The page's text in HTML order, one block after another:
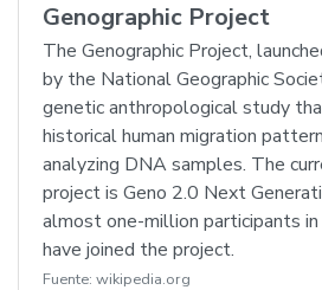
Genographic Project
The Genographic Project,
by the National Geographic
genetic anthropological study
historical human migration
analyzing DNA samples. The
project is Geno 2.0 Next
almost one-million participants
have joined the project.
Fuente: wikipedia.org